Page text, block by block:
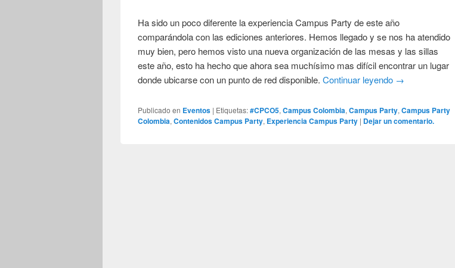
Ha sido un poco diferente la experiencia Campus Party de este año
comparándola con las ediciones anteriores. Hemos llegado y se nos ha atendido
muy bien, pero hemos visto una nueva organización de las mesas y las sillas
este año, esto ha hecho que ahora sea muchísimo mas difícil encontrar un lugar
donde ubicarse con un punto de red disponible.Continuar leyendo →
Publicado en Eventos | Etiquetas:#CPCO5,Campus Colombia,Campus Party,Campus Party
Colombia,Contenidos Campus Party, Experiencia Campus Party | Dejar un comentario.